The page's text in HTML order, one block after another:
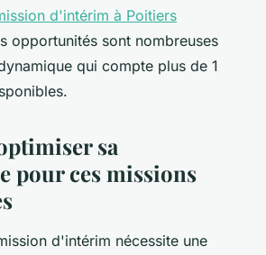
d'intérim à Poitiers
opportunités sont nombreuses
qui compte plus de 1
sa
pour ces missions
d'intérim nécessite une